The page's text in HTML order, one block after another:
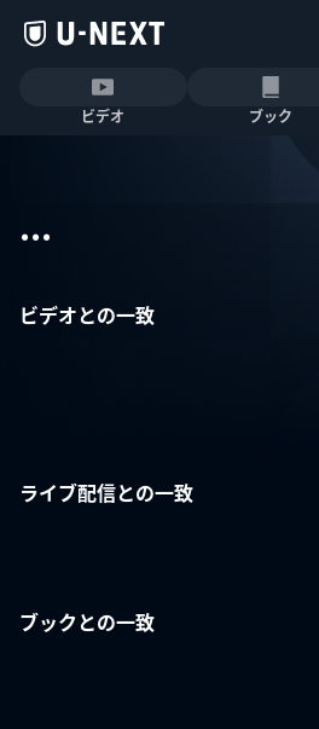
ビデオ ブック
...
ビデオとの一致
ライブ配信との一致
ブックとの一致